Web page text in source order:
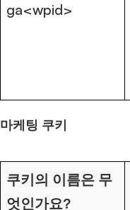
ga<wpid>
마케팅 쿠키
쿠키의 이름은 무
엇인가요?